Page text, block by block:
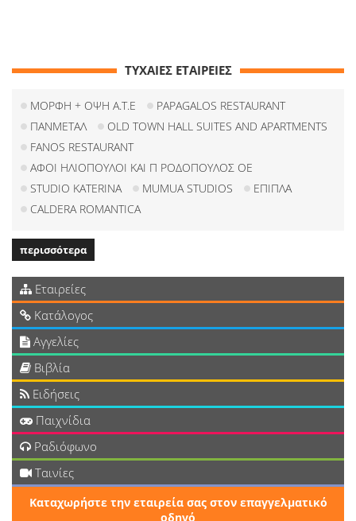
ΤΥΧΑΙΕΣ ΕΤΑΙΡΕΙΕΣ
ΜΟΡΦΗ + ΟΨΗ Α.Τ.Ε
PAPAGALOS RESTAURANT
ΠΑΝΜΕΤΑΛ
OLD TOWN HALL SUITES AND APARTMENTS
FANOS RESTAURANT
ΑΦΟΙ ΗΛΙΟΠΟΥΛΟΙ ΚΑΙ Π ΡΟΔΟΠΟΥΛΟΣ ΟΕ
STUDIO KATERINA
MUMUA STUDIOS
ΕΠΙΠΛΑ
CALDERA ROMANTICA
περισσότερα
Εταιρείες
Κατάλογος
Αγγελίες
Βιβλία
Ειδήσεις
Παιχνίδια
Ραδιόφωνο
Ταινίες
Καταχωρήστε την εταιρεία σας στον επαγγελματικό
οδηγό